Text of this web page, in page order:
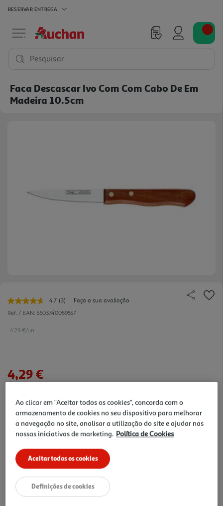
RESERVAR ENTREGA
Pesquisar
Faca Descascar Ivo Com Com Cabo De Em
Madeira 10.5cm
4.7 Leu
3
(3)
Faça a sua avaliação
Ref. / EAN: 5603740059557
4.29 €/un
4,29 €
Notas de preparação
Ao clicar em "Aceitar todos os cookies", concorda com o
armazenamento de cookies no seu dispositivo para melhorar
a navegação no site, analisar a utilização do site e ajudar nas
nossas iniciativas de marketing. Política de Cookies
Aceitar todos os cookies
Definições de cookies